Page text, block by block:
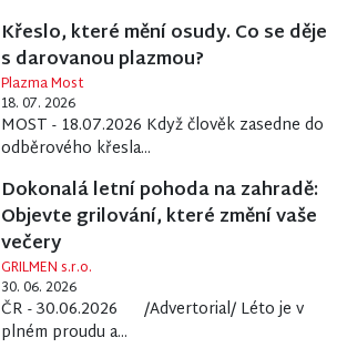
Křeslo, které mění osudy. Co se děje
s darovanou plazmou?
Plazma Most
18. 07. 2026
MOST - 18.07.2026 Když člověk zasedne do
odběrového křesla...
Dokonalá letní pohoda na zahradě:
Objevte grilování, které změní vaše
večery
GRILMEN s.r.o.
30. 06. 2026
ČR - 30.06.2026 /Advertorial/ Léto je v
plném proudu a...